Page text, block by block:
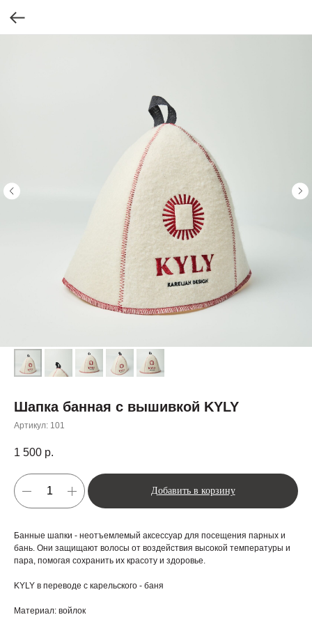
Шапка банная с вышивкой KYLY
Артикул: 101
1 500 р.
Добавить в корзину
Банные шапки - неотъемлемый аксессуар для посещения парных и
бань. Они защищают волосы от воздействия высокой температуры и
пара, помогая сохранить их красоту и здоровье.
KYLY в переводе с карельского - баня
Материал: войлок